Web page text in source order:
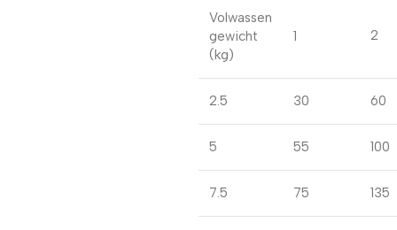
Volwassen
gewicht
(kg)
1 2
2.5 30 60
5 55 100
7.5 75 135